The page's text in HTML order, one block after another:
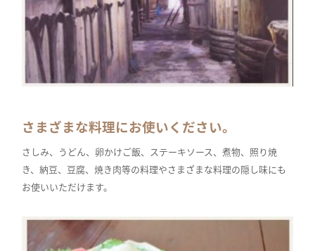
さまざまな料理にお使いください。
さしみ、うどん、卵かけご飯、ステーキソース、煮物、照り焼
き、納豆、豆腐、焼き肉等の料理やさまざまな料理の隠し味にも
お使いいただけます。